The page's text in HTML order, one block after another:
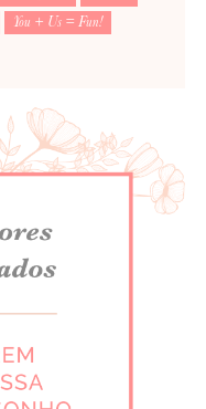
You + Us = Fun!